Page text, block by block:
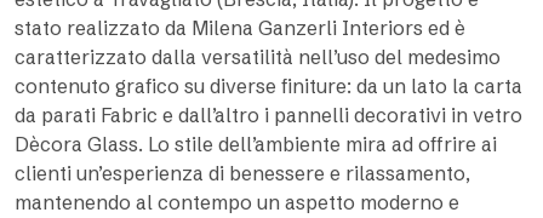
stato realizzato da Milena Ganzerli Interiors ed è
caratterizzato dalla versatilità nell’uso del medesimo
contenuto grafico su diverse finiture: da un lato la carta
da parati Fabric e dall’altro i pannelli decorativi in vetro
Dècora Glass. Lo stile dell’ambiente mira ad offrire ai
clienti un’esperienza di benessere e rilassamento,
mantenendo al contempo un aspetto moderno e